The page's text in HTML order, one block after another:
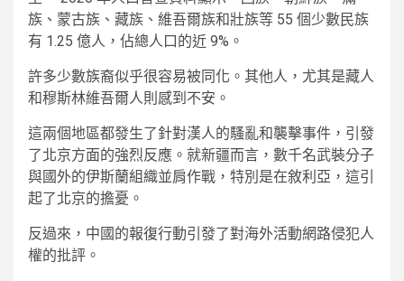
族、蒙古族、藏族、維吾爾族和壯族等 55 個少數民族
有 1.25 億人，佔總人口的近 9%。
許多少數族裔似乎很容易被同化。其他人，尤其是藏人
和穆斯林維吾爾人則感到不安。
這兩個地區都發生了針對漢人的騷亂和襲擊事件，引發
了北京方面的強烈反應。就新疆而言，數千名武裝分子
與國外的伊斯蘭組織並肩作戰，特別是在敘利亞，這引
起了北京的擔憂。
反過來，中國的報復行動引發了對海外活動網路侵犯人
權的批評。